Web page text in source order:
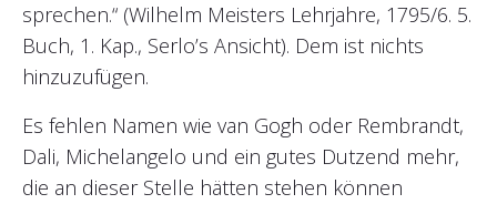
sprechen.“ (Wilhelm Meisters Lehrjahre, 1795/6. 5.
Buch, 1. Kap., Serlo’s Ansicht). Dem ist nichts
hinzuzufügen.
Es fehlen Namen wie van Gogh oder Rembrandt,
Dali, Michelangelo und ein gutes Dutzend mehr,
die an dieser Stelle hätten stehen können